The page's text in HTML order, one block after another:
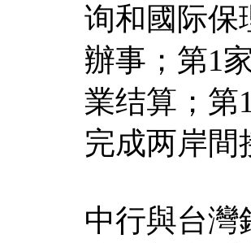
询和國际保
辦事；第1
業结算；第
完成两岸間
中行與台灣